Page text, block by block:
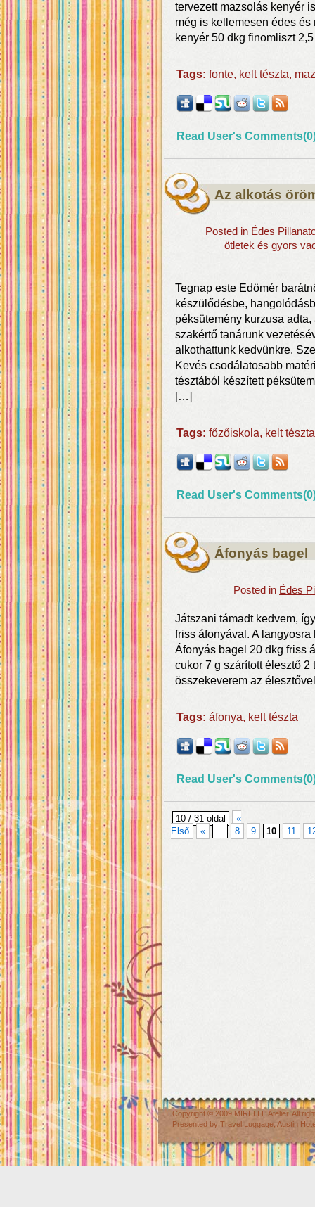
tervezett mazsolás kenyér
még is kellemesen édes
kenyér 50 dkg finomliszt
Tags: fonte, kelt tészta,
Read User's
Az alkotás
Posted in Édes
ötletek és gyors
Tegnap este Edömér
készülődésbe,
péksütemény kurzusa
szakértő tanárunk
alkothattunk kedvünkre.
Kevés csodálatosabb
tésztából készített
[…]
Tags: főzőiskola, kelt tészta
Read User's
Áfonyás bagel
Posted in Édes
Játszani támadt kedvem,
friss áfonyával. A
Áfonyás bagel 20 dkg friss
cukor 7 g szárított élesztő 2
összekeverem az
Tags: áfonya, kelt tészta
Read User's
10 / 31 oldal
«
Első
« ... 8 9 10 11
Copyright © 2009 MIRELLE Atelier. All
Presented by Travel Luggage Austin